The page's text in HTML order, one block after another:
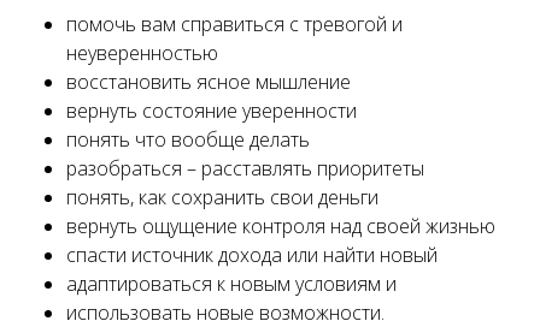
помочь вам справиться с тревогой и
неуверенностью
восстановить ясное мышление
вернуть состояние уверенности
понять что вообще делать
разобраться – расставлять приоритеты
понять, как сохранить свои деньги
вернуть ощущение контроля над своей жизнью
спасти источник дохода или найти новый
адаптироваться к новым условиям и
использовать новые возможности.